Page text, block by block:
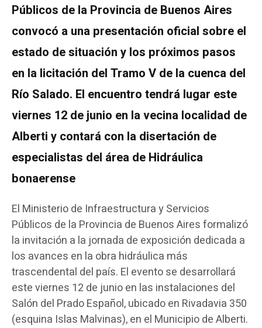
Públicos de la Provincia de Buenos Aires
convocó a una presentación oficial sobre el
estado de situación y los próximos pasos
en la licitación del Tramo V de la cuenca del
Río Salado. El encuentro tendrá lugar este
viernes 12 de junio en la vecina localidad de
Alberti y contará con la disertación de
especialistas del área de Hidráulica
bonaerense
El Ministerio de Infraestructura y Servicios
Públicos de la Provincia de Buenos Aires formalizó
la invitación a la jornada de exposición dedicada a
los avances en la obra hidráulica más
trascendental del país. El evento se desarrollará
este viernes 12 de junio en las instalaciones del
Salón del Prado Español, ubicado en Rivadavia 350
(esquina Islas Malvinas), en el Municipio de Alberti.